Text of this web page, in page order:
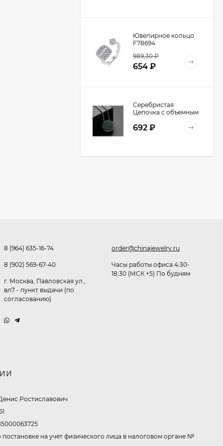
Ювелирное кольцо
F78694
989,30₽
654 ₽
Серебристая
Цепочка с объемным
D98940
692 ₽
512,30 ₽
339₽
8 (964) 635-16-74
8 (902) 569-67-40
г. Москва, Павловская ул.,
вл7 - пункт выдачи (по
согласованию)
order@chinajewelry.ru
Часы работы офиса 4:30-
18:30 (МСК +5) По будням
Ростиславович
на учет физического лица в налоговом органе №